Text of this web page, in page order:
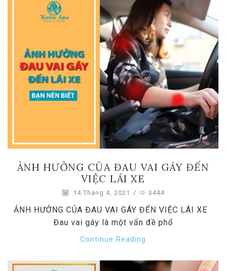
ẢNH HƯỞNG CỦA ĐAU VAI GÁY ĐẾN
VIỆC LÁI XE
14 Tháng 4, 2021 / 3444
ẢNH HƯỞNG CỦA ĐAU VAI GÁY ĐẾN VIỆC LÁI XE
Đau vai gáy là một vấn đề phổ
Continue Reading